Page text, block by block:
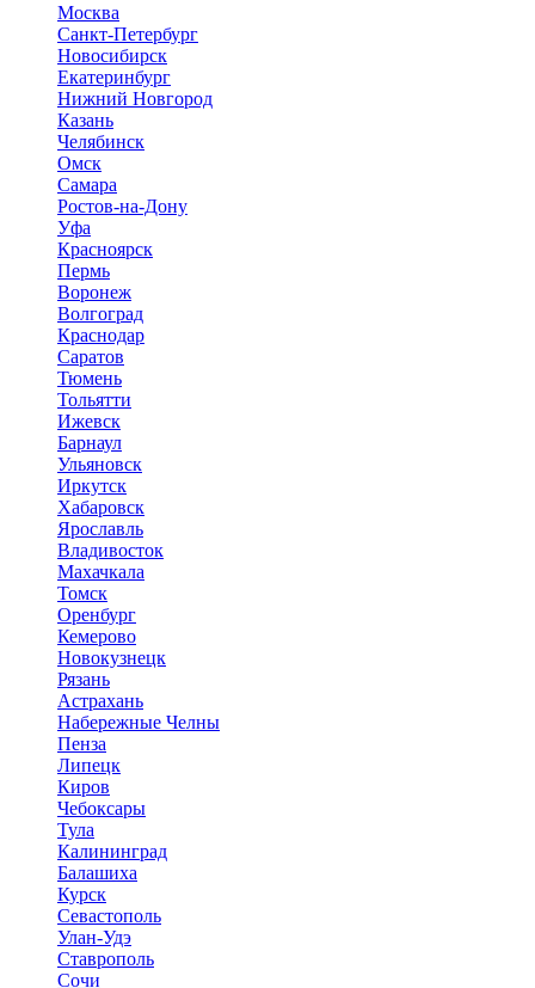
Москва
Санкт-Петербург
Новосибирск
Екатеринбург
Нижний Новгород
Казань
Челябинск
Омск
Самара
Ростов-на-Дону
Уфа
Красноярск
Пермь
Воронеж
Волгоград
Краснодар
Саратов
Тюмень
Тольятти
Ижевск
Барнаул
Ульяновск
Иркутск
Хабаровск
Ярославль
Владивосток
Махачкала
Томск
Оренбург
Кемерово
Новокузнецк
Рязань
Астрахань
Набережные Челны
Пенза
Липецк
Киров
Чебоксары
Тула
Калининград
Балашиха
Курск
Севастополь
Улан-Удэ
Ставрополь
Сочи